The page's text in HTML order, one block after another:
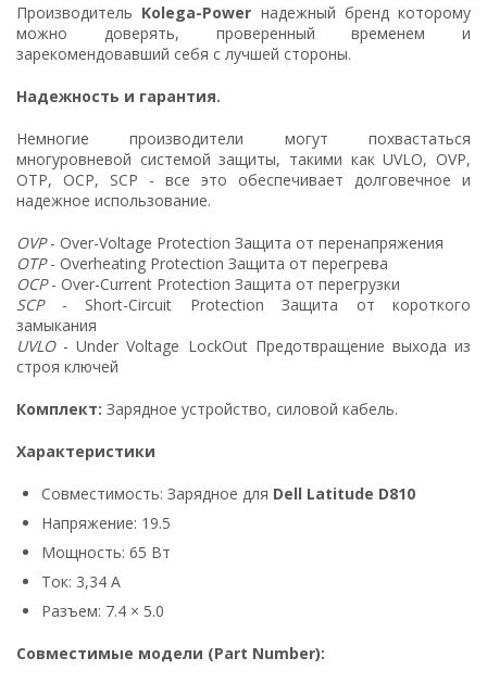
Производитель Kolega-Power надежный бренд которому
можно доверять, проверенный временем и
зарекомендовавший себя с лучшей стороны.
Надежность и гарантия.
Немногие производители могут похвастаться
многуровневой системой защиты, такими как UVLO, OVP,
OTP, OCP, SCP - все это обеспечивает долговечное и
надежное использование.
OVP- Over-Voltage Protection Защита от перенапряжения
OTP- Overheating Protection Защита от перегрева
OCP- Over-Current Protection Защита от перегрузки
SCP- Short-Circuit Protection Защита от короткого
замыкания
UVLO- Under Voltage LockOut Предотвращение выхода из
строя ключей
Комплект: Зарядное устройство, силовой кабель.
Характеристики
Совместимость: Зарядное для Dell Latitude D810
Напряжение: 19.5
Мощность: 65 Вт
Ток: 3,34 А
Разъем: 7.4 × 5.0
Совместимые модели (Part Number):